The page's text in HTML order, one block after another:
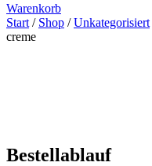
Warenkorb
Start / Shop /Unkategorisiert
creme
Bestellablauf